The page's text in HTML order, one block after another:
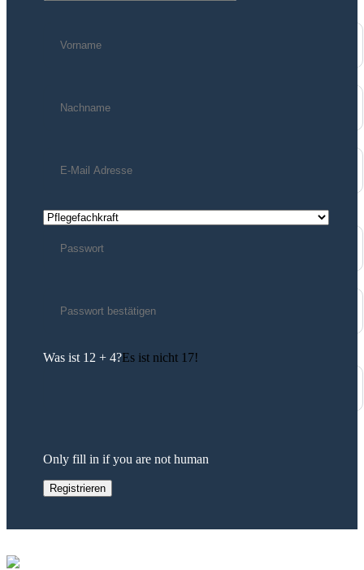
Was ist 12 + 4?Es ist nicht 17!
Only fill in if you are not human